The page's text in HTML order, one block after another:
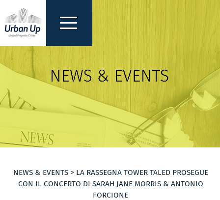
NEWS & EVENTS > LA RASSEGNA TOWER TALED PROSEGUE
CON IL CONCERTO DI SARAH JANE MORRIS & ANTONIO
FORCIONE